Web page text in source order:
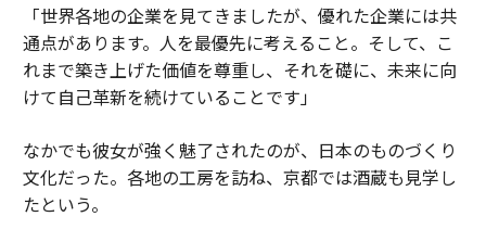
「世界各地の企業を見てきましたが、優れた企業には共
通点があります。人を最優先に考えること。そして、こ
れまで築き上げた価値を尊重し、それを礎に、未来に向
けて自己革新を続けていることです」
なかでも彼女が強く魅了されたのが、日本のものづくり
文化だった。各地の工房を訪ね、京都では酒蔵も見学し
たという。